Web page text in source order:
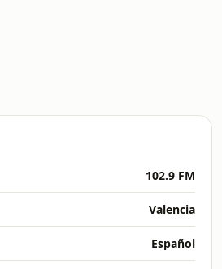
102.9 FM
Valencia
Español